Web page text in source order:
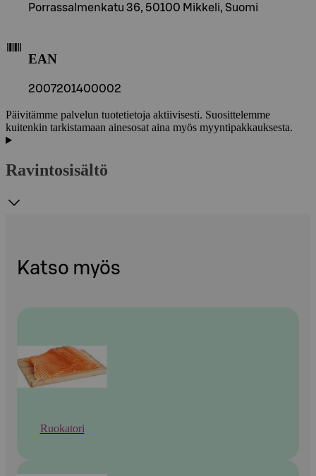
Porrassalmenkatu 36, 50100 Mikkeli, Suomi
EAN
2007201400002
Päivitämme palvelun tuotetietoja aktiivisesti. Suosittelemme
kuitenkin tarkistamaan ainesosat aina myös myyntipakkauksesta.
Ravintosisältö
Katso myös
Ruokatori